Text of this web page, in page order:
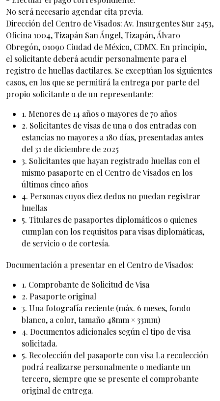
No será necesario agendar cita previa.
Dirección del Centro de Visados: Av. Insurgentes Sur 2453,
Oficina 1004, Tizapán San Ángel, Tizapán, Álvaro
Obregón, 01090 Ciudad de México, CDMX. En principio,
el solicitante deberá acudir personalmente para el
registro de huellas dactilares. Se exceptúan los siguientes
casos, en los que se permitirá la entrega por parte del
propio solicitante o de un representante:
1. Menores de 14 años o mayores de 70 años
2. Solicitantes de visas de una o dos entradas con
estancias no mayores a 180 días, presentadas antes
del 31 de diciembre de 2025
3. Solicitantes que hayan registrado huellas con el
mismo pasaporte en el Centro de Visados en los
últimos cinco años
4. Personas cuyos diez dedos no puedan registrar
huellas
5. Titulares de pasaportes diplomáticos o quienes
cumplan con los requisitos para visas diplomáticas,
de servicio o de cortesía.
Documentación a presentar en el Centro de Visados:
1. Comprobante de Solicitud de Visa
2. Pasaporte original
3. Una fotografía reciente (máx. 6 meses, fondo
blanco, a color, tamaño 48mm × 33mm)
4. Documentos adicionales según el tipo de visa
solicitada.
5. Recolección del pasaporte con visa La recolección
podrá realizarse personalmente o mediante un
tercero, siempre que se presente el comprobante
original de entrega.